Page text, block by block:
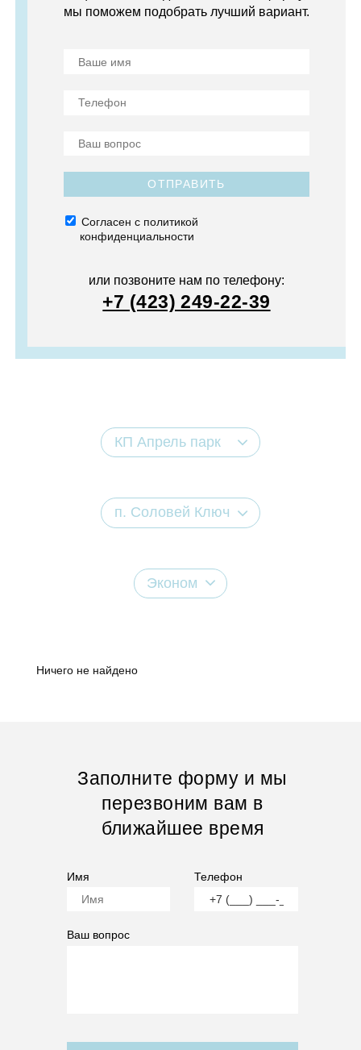
мы поможем подобрать лучший вариант.
ОТПРАВИТЬ
Согласен с политикой
конфиденциальности
или позвоните нам по телефону:
+7 (423) 249-22-39
КП Апрель парк
п. Соловей Ключ
Эконом
Ничего не найдено
Заполните форму и мы
перезвоним вам в
ближайшее время
Имя Телефон
Ваш вопрос